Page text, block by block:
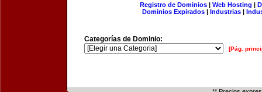
Registro de Dominios| Web Hosting |
Dominios Expirados | Industrias |
Categorías de Dominio:
[Pág.